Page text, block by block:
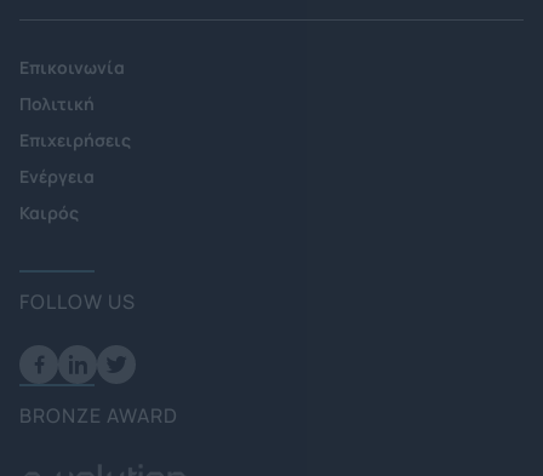
Επικοινωνία
Πολιτική
Επιχειρήσεις
Ενέργεια
Καιρός
FOLLOW US
BRONZE AWARD